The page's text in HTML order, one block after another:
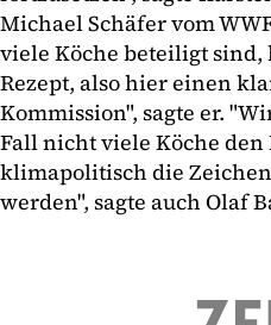
Michael Schäfer vom
viele Köche beteiligt sind,
Rezept, also hier einen
Kommission", sagte er.
Fall nicht viele Köche
klimapolitisch die
werden", sagte auch Olaf